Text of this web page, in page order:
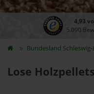
4,93
5.090
Bundesland
Lose